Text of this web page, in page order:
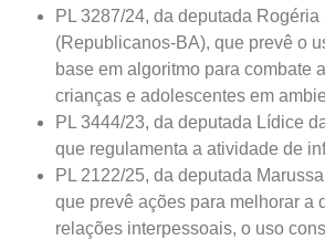
PL 3287/24, da deputada Rogéria
(Republicanos-BA), que prevê o
base em algoritmo para combate
crianças e adolescentes em
PL 3444/23, da deputada Lídice
que regulamenta a atividade de
PL 2122/25, da deputada
que prevê ações para melhorar a
relações interpessoais, o uso